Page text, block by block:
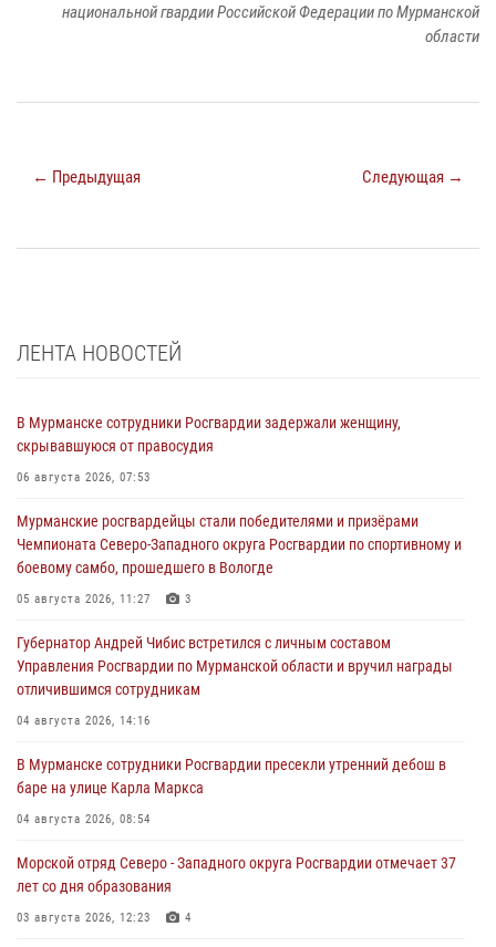
национальной гвардии Российской Федерации по Мурманской
области
← Предыдущая Следующая →
ЛЕНТА НОВОСТЕЙ
В Мурманске сотрудники Росгвардии задержали женщину,
скрывавшуюся от правосудия
06 августа 2026, 07:53
Мурманские росгвардейцы стали победителями и призёрами
Чемпионата Северо-Западного округа Росгвардии по спортивному и
боевому самбо, прошедшего в Вологде
05 августа 2026, 11:27 3
Губернатор Андрей Чибис встретился с личным составом
Управления Росгвардии по Мурманской области и вручил награды
отличившимся сотрудникам
04 августа 2026, 14:16
В Мурманске сотрудники Росгвардии пресекли утренний дебош в
баре на улице Карла Маркса
04 августа 2026, 08:54
Морской отряд Северо - Западного округа Росгвардии отмечает 37
лет со дня образования
03 августа 2026, 12:23 4